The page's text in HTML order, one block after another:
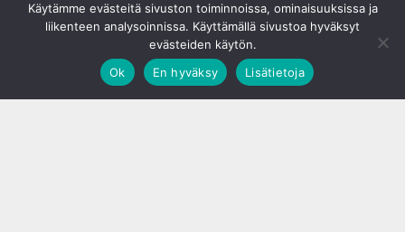
Käytämme evästeitä sivuston toiminnoissa, ominaisuuksissa ja
liikenteen analysoinnissa. Käyttämällä sivustoa hyväksyt
evästeiden käytön.
Ok
En hyväksy Lisätietoja